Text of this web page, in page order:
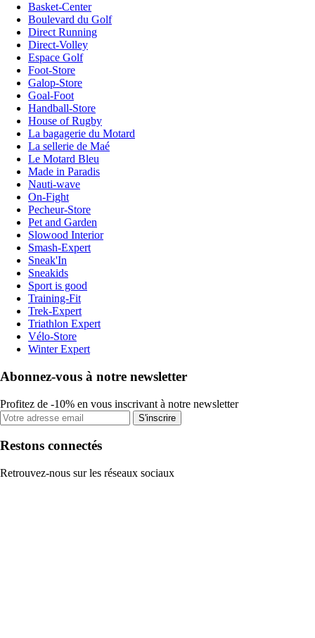
Basket-Center
Boulevard du Golf
Direct Running
Direct-Volley
Espace Golf
Foot-Store
Galop-Store
Goal-Foot
Handball-Store
House of Rugby
La bagagerie du Motard
La sellerie de Maé
Le Motard Bleu
Made in Paradis
Nauti-wave
On-Fight
Pecheur-Store
Pet and Garden
Slowood Interior
Smash-Expert
Sneak'In
Sneakids
Sport is good
Training-Fit
Trek-Expert
Triathlon Expert
Vélo-Store
Winter Expert
Abonnez-vous à notre newsletter
Profitez de -10% en vous inscrivant à notre newsletter
S'inscrire
Restons connectés
Retrouvez-nous sur les réseaux sociaux